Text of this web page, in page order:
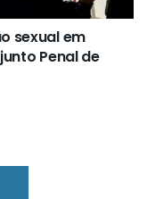
sexual em
Penal de